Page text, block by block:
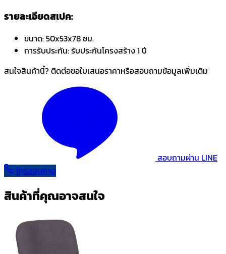
รายละเอียดสเปค:
ขนาด:50x53x78 ซม.
การรับประกัน:รับประกันโครงสร้าง 1 ปี
สนใจสินค้านี้? ติดต่อขอใบเสนอราคาหรือสอบถามข้อมูลเพิ่มเติม
สอบถามผ่าน LINE
โทรสอบถาม
สินค้าที่คุณอาจสนใจ